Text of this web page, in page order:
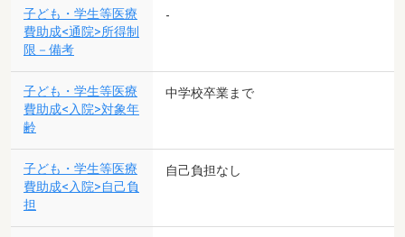
子ども・学生等医療
費助成<通院>所得制
限－備考
-
子ども・学生等医療
費助成<入院>対象年
齢
中学校卒業まで
子ども・学生等医療
費助成<入院>自己負
担
自己負担なし